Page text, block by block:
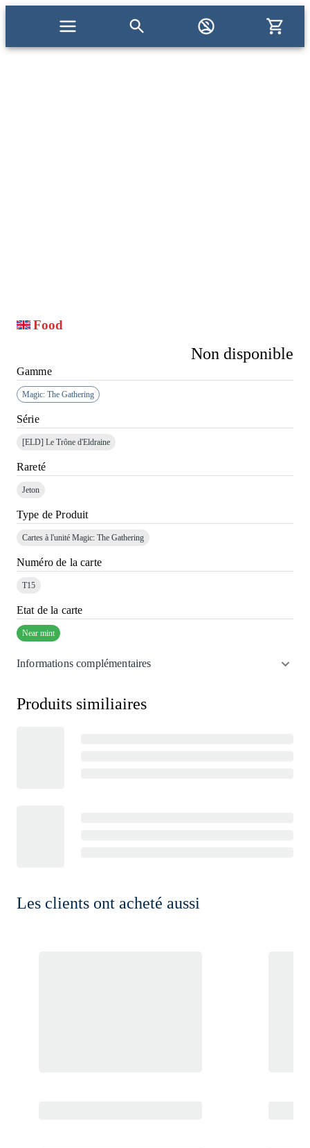
Food
Gamme
Magic: The Gathering
Série
[ELD] Le Trône d'Eldraine
Rareté
Jeton
Type de Produit
Cartes à l'unité Magic: The Gathering
Numéro de la carte
T15
Etat de la carte
Near mint
Informations complémentaires
Non disponible
Produits similiaires
Les clients ont acheté aussi